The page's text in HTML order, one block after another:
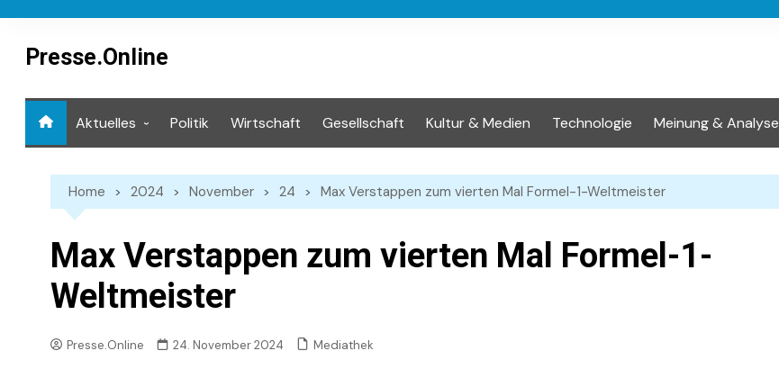
contentPresse.Online
Aktuelles Politik Wirtschaft Gesellschaft Kultur & Medien Technologie Meinung & Analyse
Home 2024 November 24 Max Verstappen zum vierten Mal Formel-1-Weltmeister
Max Verstappen zum vierten Mal Formel-1-
Weltmeister
Presse.Online 24. November 2024 Mediathek